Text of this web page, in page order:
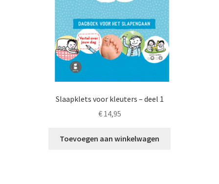
de
productpagina
Slaapklets voor kleuters – deel 1
€14,95
Toevoegen aan winkelwagen